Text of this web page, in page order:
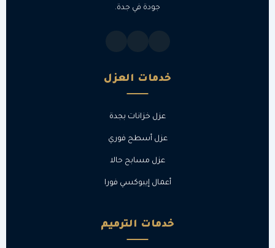
جودة في جدة.
خدمات العزل
عزل خزانات بجدة
عزل أسطح فوري
عزل مسابح حالا
أعمال إيبوكسي فورا
خدمات الترميم